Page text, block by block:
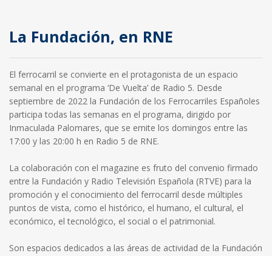
La Fundación, en RNE
El ferrocarril se convierte en el protagonista de un espacio
semanal en el programa ‘De Vuelta’ de Radio 5. Desde
septiembre de 2022 la Fundación de los Ferrocarriles Españoles
participa todas las semanas en el programa, dirigido por
Inmaculada Palomares, que se emite los domingos entre las
17:00 y las 20:00 h en Radio 5 de RNE.
La colaboración con el magazine es fruto del convenio firmado
entre la Fundación y Radio Televisión Española (RTVE) para la
promoción y el conocimiento del ferrocarril desde múltiples
puntos de vista, como el histórico, el humano, el cultural, el
económico, el tecnológico, el social o el patrimonial.
Son espacios dedicados a las áreas de actividad de la Fundación